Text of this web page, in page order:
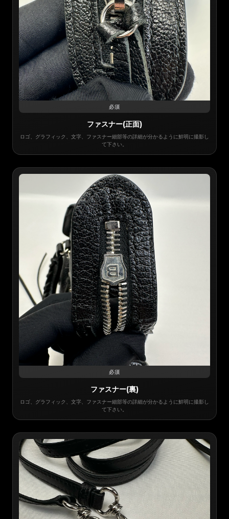
必須
ファスナー(正面)
ロゴ、グラフィック、文字、ファスナー細部等の詳細が分かるように鮮明に撮影し
て下さい。
必須
ファスナー(裏)
ロゴ、グラフィック、文字、ファスナー細部等の詳細が分かるように鮮明に撮影し
て下さい。